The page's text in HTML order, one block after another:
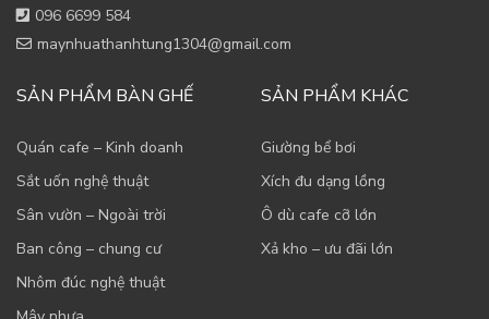
096 6699 584
maynhuathanhtung1304@gmail.com
SẢN PHẨM BÀN GHẾ
Quán cafe – Kinh doanh
Sắt uốn nghệ thuật
Sân vườn – Ngoài trời
Ban công – chung cư
Nhôm đúc nghệ thuật
SẢN PHẨM KHÁC
Giường bể bơi
Xích đu dạng lồng
Ô dù cafe cỡ lớn
Xả kho – ưu đãi lớn